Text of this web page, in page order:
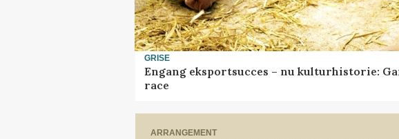
GRISE
Engang eksportsucces – nu kulturhistorie:
race
ARRANGEMENT